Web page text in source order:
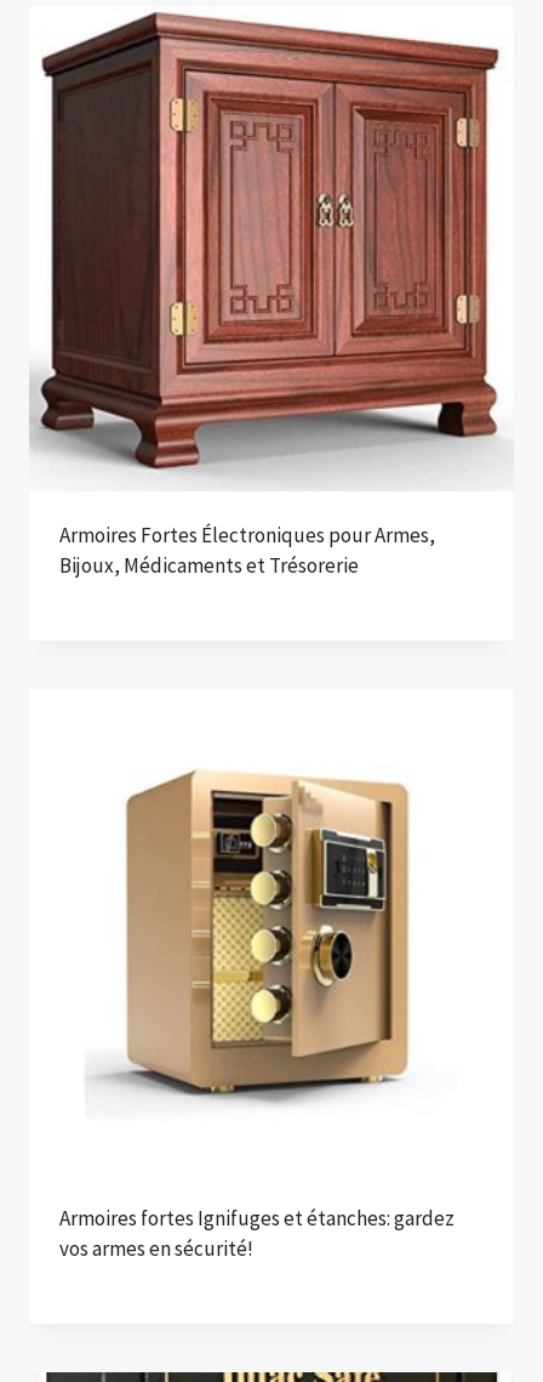
Armoires Fortes Électroniques pour Armes,
Bijoux, Médicaments et Trésorerie
Armoires fortes Ignifuges et étanches: gardez
vos armes en sécurité!